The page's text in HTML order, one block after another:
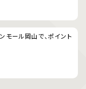
モール岡山で、ポイント